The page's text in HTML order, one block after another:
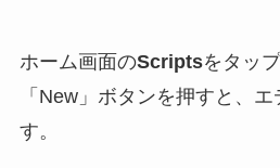
ホーム画面のScriptsをタッ
「New」ボタンを押すと、
す。